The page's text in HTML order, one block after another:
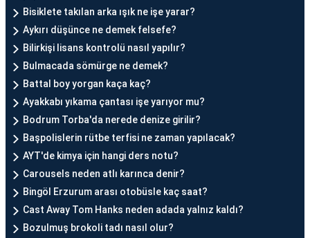
Bisiklete takılan arka ışık ne işe yarar?
Aykırı düşünce ne demek felsefe?
Bilirkişi lisans kontrolü nasıl yapılır?
Bulmacada sömürge ne demek?
Battal boy yorgan kaça kaç?
Ayakkabı yıkama çantası işe yarıyor mu?
Bodrum Torba'da nerede denize girilir?
Başpolislerin rütbe terfisi ne zaman yapılacak?
AYT'de kimya için hangi ders notu?
Carousels neden atlı karınca denir?
Bingöl Erzurum arası otobüsle kaç saat?
Cast Away Tom Hanks neden adada yalnız kaldı?
Bozulmuş brokoli tadı nasıl olur?